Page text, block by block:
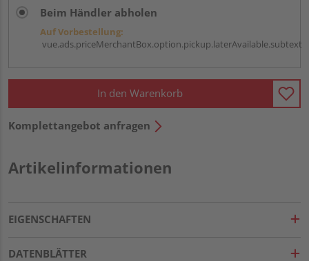
Beim Händler abholen
Auf Vorbestellung:
vue.ads.priceMerchantBox.option.pickup.laterAvailable.subtext
In den Warenkorb
Komplettangebot anfragen
Artikelinformationen
EIGENSCHAFTEN
DATENBLÄTTER